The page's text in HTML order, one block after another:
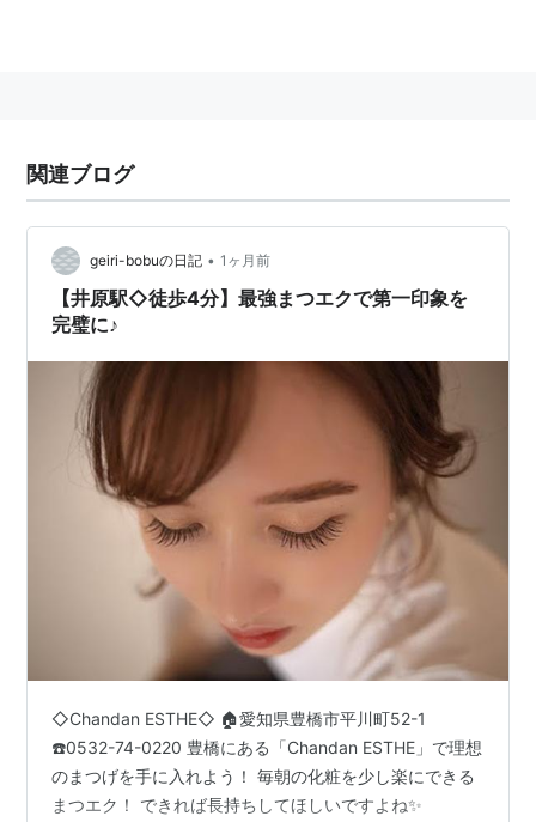
関連ブログ
geiri-bobuの日記 • 1ヶ月前
【井原駅◇徒歩4分】最強まつエクで第一印象を
完璧に♪
◇Chandan ESTHE◇ 🏠愛知県豊橋市平川町52-1
☎️0532-74-0220 豊橋にある「Chandan ESTHE」で理想
のまつげを手に入れよう！ 毎朝の化粧を少し楽にできる
まつエク！ できれば長持ちしてほしいですよね✨